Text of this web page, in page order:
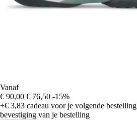
Vanaf
€ 90,00 € 76,50 -15%
+€ 3,83 cadeau voor je volgende bestelling
bevestiging van je bestelling